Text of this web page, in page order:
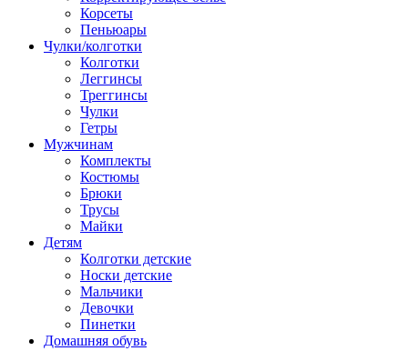
Корсеты
Пеньюары
Чулки/колготки
Колготки
Леггинсы
Треггинсы
Чулки
Гетры
Мужчинам
Комплекты
Костюмы
Брюки
Трусы
Майки
Детям
Колготки детские
Носки детские
Мальчики
Девочки
Пинетки
Домашняя обувь